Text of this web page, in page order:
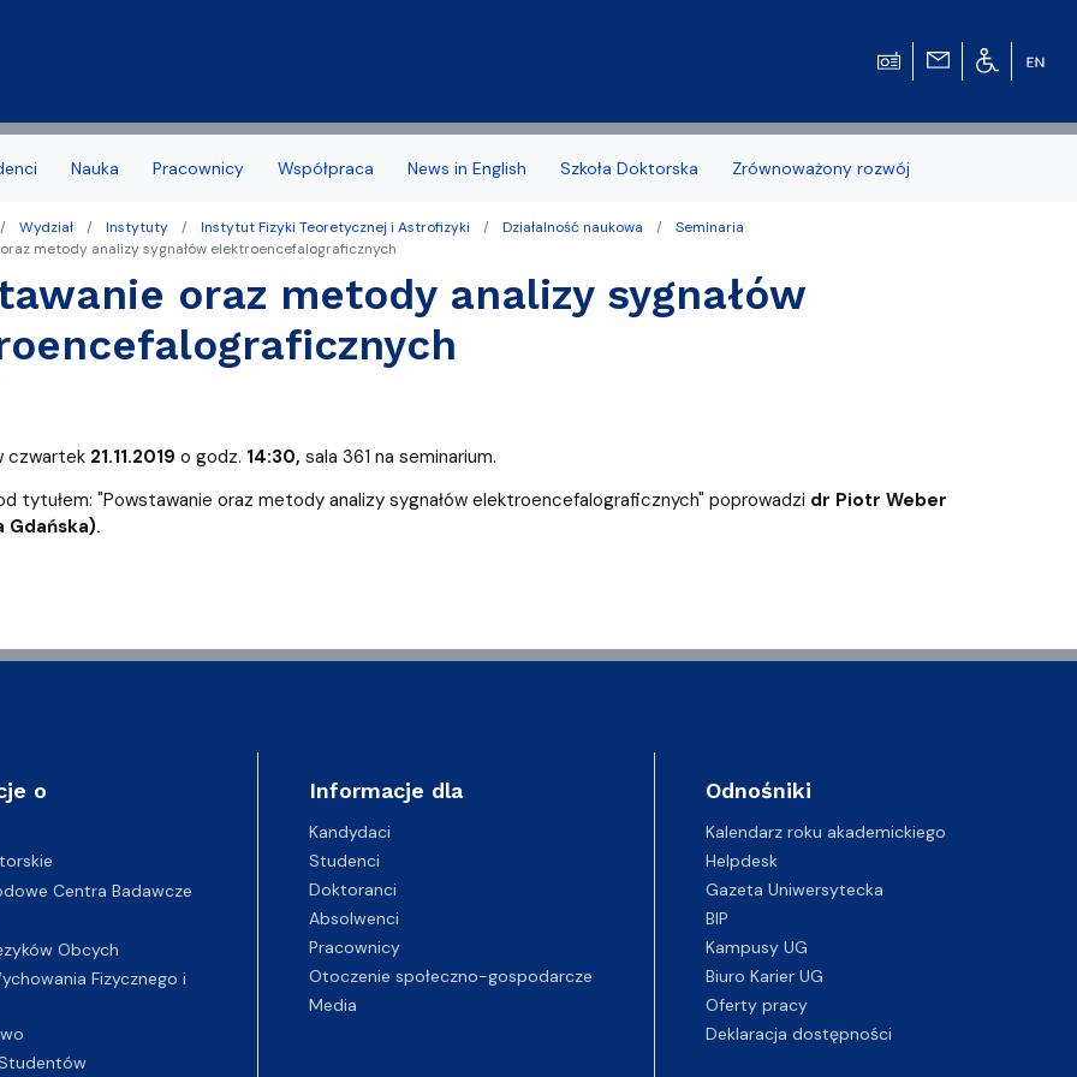
Causa
Kierunków
Deklaracja dostępności
1 roku
Biuro Karier
Jakość kształcenia
Programy studiów zakończonych naborów
Nauka
obrony, nagrody
Pracownicy Współpraca News in English Szkoła Doktorska Zrównoważony rozwój
Wydział Instytuty Instytut Fizyki Teoretycznej i Astrofizyki Działalność naukowa
Seminaria
metody analizy sygnałów elektroencefalograficznych
oraz metody analizy sygnałów
czwartek 21.11.2019 o godz. 14:30, sala 361 na seminarium.
tytułem: "Powstawanie oraz metody analizy sygnałów elektroencefalograficznych" poprowadzi dr Piotr Weber
Gdańska).
o
Centra Badawcze
Obcych
Fizycznego i
Informacje dla
Kandydaci
Studenci
Doktoranci
Absolwenci
Pracownicy
Otoczenie społeczno-gospodarcze
Media
Odnośniki
Kalendarz roku akademickiego
Helpdesk
Gazeta Uniwersytecka
BIP
Kampusy UG
Biuro Karier UG
Oferty pracy
Deklaracja dostępności